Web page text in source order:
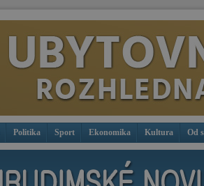
Politika Sport Ekonomika Kultura Od